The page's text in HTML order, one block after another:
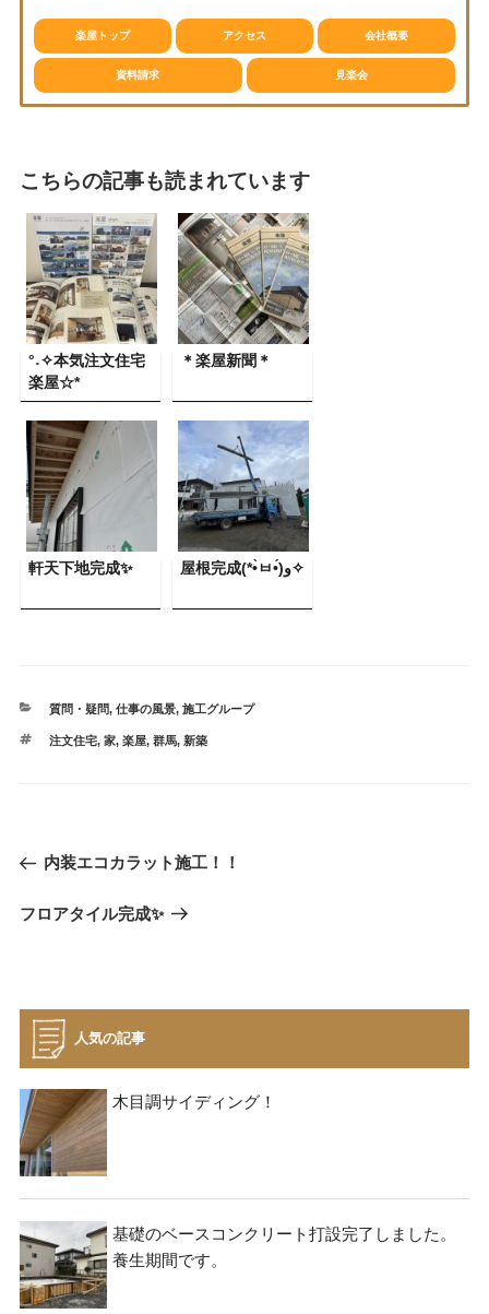
楽屋トップ アクセス 会社概要
資料請求 見楽会
こちらの記事も読まれています
°˖✧本気注文住宅
楽屋☆*
＊楽屋新聞＊
軒天下地完成✨ 屋根完成(*•̀ㅂ•́)و✧
カ
ゴ
質問・疑問,仕事の風景,施工グループ
タ
注文住宅,家,楽屋,群馬,新築
ナ
シ
ョ
ン
過
の
内装エコカラット施工！！
次
フロアタイル完成✨
人気の記事
木目調サイディング！
基礎のベースコンクリート打設完了しました。
養生期間です。